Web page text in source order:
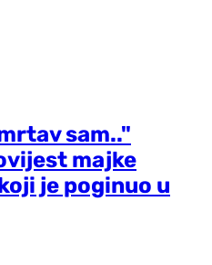
sam.."
majke
je poginuo u